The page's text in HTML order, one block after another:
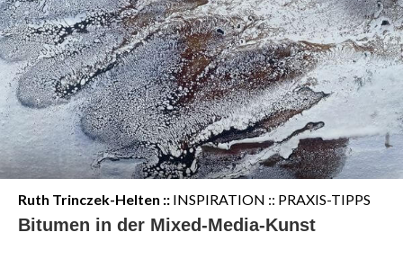
Ruth Trinczek-Helten :: INSPIRATION :: PRAXIS-TIPPS
Bitumen in der Mixed-Media-Kunst